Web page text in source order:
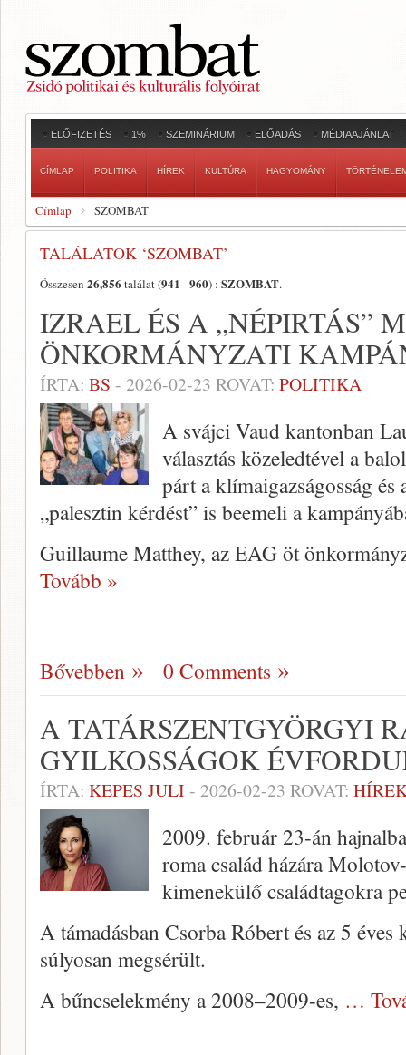
ELŐFIZETÉS 1% SZEMINÁRIUM ELŐADÁS MÉDIAAJÁNLAT
CÍMLAP POLITIKA HÍREK KULTÚRA HAGYOMÁNY
Címlap SZOMBAT
TALÁLATOK ‘SZOMBAT’
Összesen 26,856 találat (941 -960) : SZOMBAT.
IZRAEL ÉS A „NÉPIRTÁS”
ÖNKORMÁNYZATI
ÍRTA: BS - 2026-02-23 ROVAT: POLITIKA
A svájci Vaud kantonban
választás közeledtével a
párt a klímaigazságosság
„palesztin kérdést” is beemeli a
Guillaume Matthey, az EAG öt
Tovább »
Bővebben 0 Comments
A TATÁRSZENTGYÖRGYI
GYILKOSSÁGOK
ÍRTA: KEPES JULI - 2026-02-23 ROVAT:
2009. február 23-án
roma család házára
kimenekülő családtagokra
A támadásban Csorba Róbert és az 5
súlyosan megsérült.
A bűncselekmény a 2008–2009-es, …